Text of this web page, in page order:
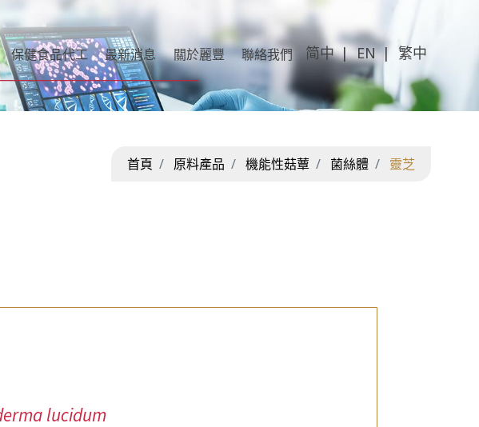
保健食品代工 最新消息 關於麗豐 聯絡我們 简中 EN 繁中
首頁 原料產品 機能性菇蕈 菌絲體 靈芝
lucidum